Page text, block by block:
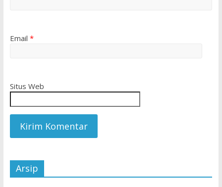
Email *
Situs Web
Arsip